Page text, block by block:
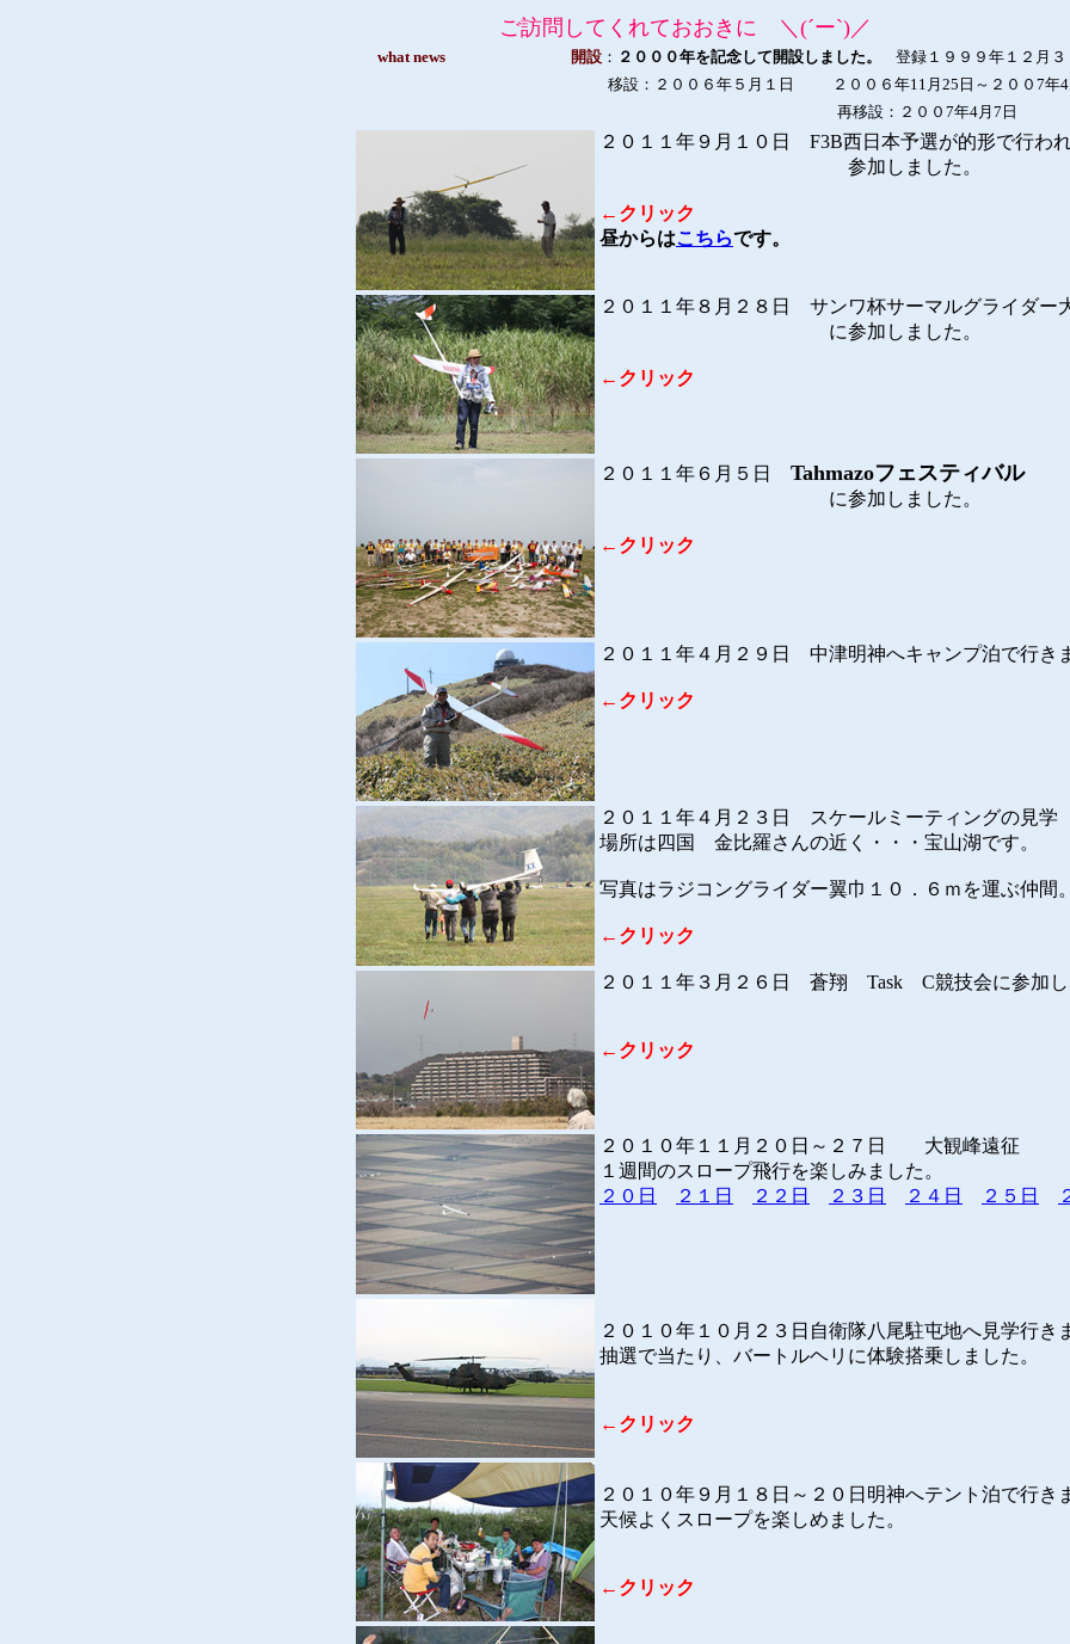
ご訪問してくれておおきに ＼(´ー`)／
what news 開設： ２０００年を記念して開設しました。 登録１９９９年１２月３
移設：２００６年５月１日
２００６年11月25日～２００7年
再移設：２００7年4月7日
２０１１年９月１０日
F3B西日本予選が的形で行われ
参加しました。
←クリック
昼からはこちらです。
２０１１年８月２８日
サンワ杯サーマルグライダー
に参加しました。
←クリック
２０１１年６月５日 Tahmazoフェスティバル
に参加しました。
←クリック
２０１１年４月２９日 中津明神へキャンプ泊で行き
←クリック
２０１１年４月２３日
スケールミーティングの見学
場所は四国 金比羅さんの近く・・・宝山湖です。
写真はラジコングライダー翼巾１０．６ｍを運ぶ仲間。
←クリック
２０１１年３月２６日 蒼翔 Task C競技会に参加し
←クリック
２０１０年１１月２０日～２７日
大観峰遠征
１週間のスロープ飛行を楽しみました。
２０日
２１日 ２２日 ２３日 ２４日 ２５日
２０１０年１０月２３日自衛隊八尾駐屯地へ見学行き
抽選で当たり、バートルヘリに体験搭乗しました。
←クリック
２０１０年９月１８日～２０日明神へテント泊で行き
天候よくスロープを楽しめました。
←クリック